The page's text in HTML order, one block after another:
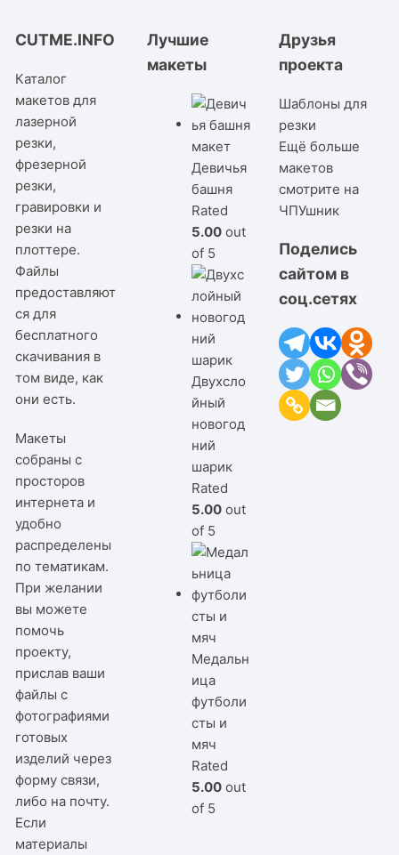
CUTME.INFO
Каталог
макетов для
лазерной
резки,
фрезерной
резки,
гравировки и
резки на
плоттере.
Файлы
предоставляют
ся для
бесплатного
скачивания в
том виде, как
они есть.
Макеты
собраны с
просторов
интернета и
удобно
распределены
по тематикам.
При желании
вы можете
помочь
проекту,
прислав ваши
файлы с
фотографиями
готовых
изделий через
форму связи,
либо на почту.
Если
материалы
Лучшие
макеты
Девичья
башня
Rated
5.00 out
of 5
Двухсло
йный
новогод
ний
шарик
Rated
5.00 out
of 5
Медальн
ица
футболи
сты и
мяч
Rated
5.00 out
of 5
Друзья
проекта
Шаблоны для
резки
Ещё больше
макетов
смотрите на
ЧПУшник
Поделись
сайтом в
соц.сетях